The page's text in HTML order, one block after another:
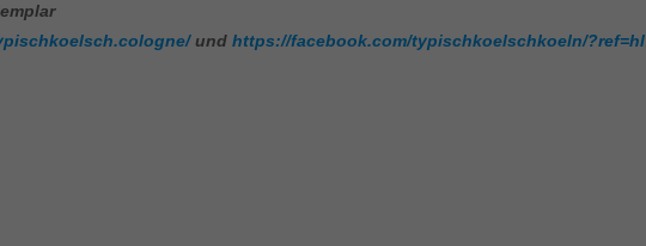
undhttps://facebook.com/typischkoelschkoeln/?ref=hl